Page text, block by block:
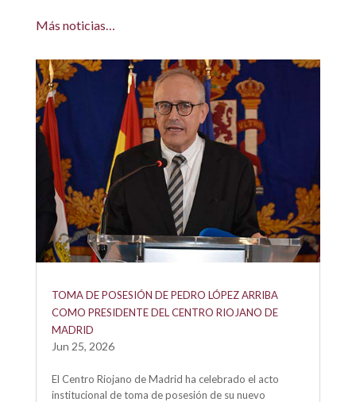
Más noticias…
TOMA DE POSESIÓN DE PEDRO LÓPEZ ARRIBA
COMO PRESIDENTE DEL CENTRO RIOJANO DE
MADRID
Jun 25, 2026
El Centro Riojano de Madrid ha celebrado el acto
institucional de toma de posesión de su nuevo